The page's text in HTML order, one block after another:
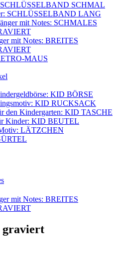
SCHLÜSSELBAND SCHMAL
SCHLÜSSELBAND LANG
mit Notes: SCHMALES
mit Notes: BREITES
MAUS
KID BÖRSE
KID RUCKSACK
den Kindergarten: KID TASCHE
Kinder: KID BEUTEL
LÄTZCHEN
mit Notes: BREITES
graviert